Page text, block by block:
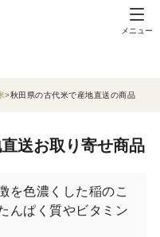
メニュー
秋田県の古代米で産地直送の商品
送お取り寄せ商品
を色濃くした稲のこ
んぱく質やビタミン